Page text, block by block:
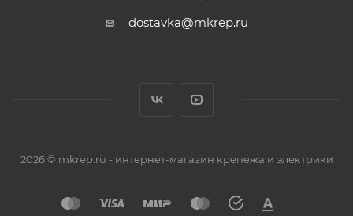
dostavka@mkrep.ru
2026 © mkrep.ru - интернет-магазин крепежа и электрики